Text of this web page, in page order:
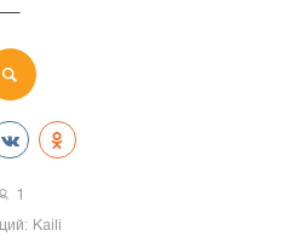
—
1
Kaili